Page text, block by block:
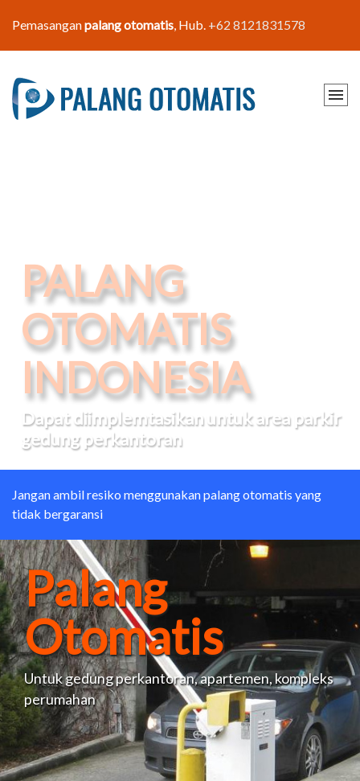
Pemasanganpalang otomatis, Hub. +62 8121831578
PALANG
OTOMATIS
PARKING
Jangan ambil resiko menggunakan palang otomatis yang
tidak bergaransi
Palang
Otomatis
Untuk gedung perkantoran, apartemen, kompleks
perumahan